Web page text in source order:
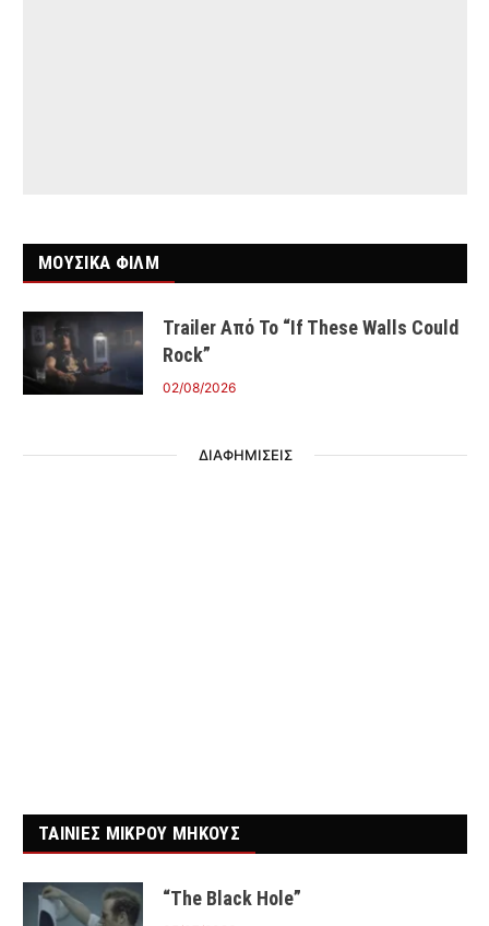
ΜΟΥΣΙΚΑ ΦΙΛΜ
Trailer Από Το “If These Walls Could
Rock”
02/08/2026
ΔΙΑΦΗΜΙΣΕΙΣ
ΤΑΙΝΙΕΣ ΜΙΚΡΟΥ ΜΗΚΟΥΣ
“The Black Hole”